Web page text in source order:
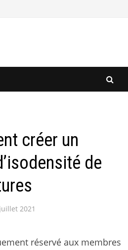
créer un
de
2021
réservé aux membres